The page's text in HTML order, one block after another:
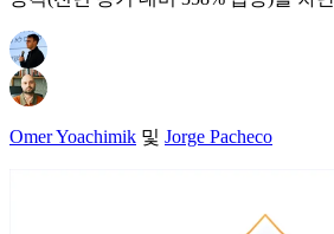
Omer Yoachimik 및 Jorge Pacheco